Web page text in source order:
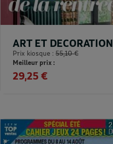
ART ET DECORATION
Prix kiosque : 55,10 €
Meilleur prix :
29,25 €